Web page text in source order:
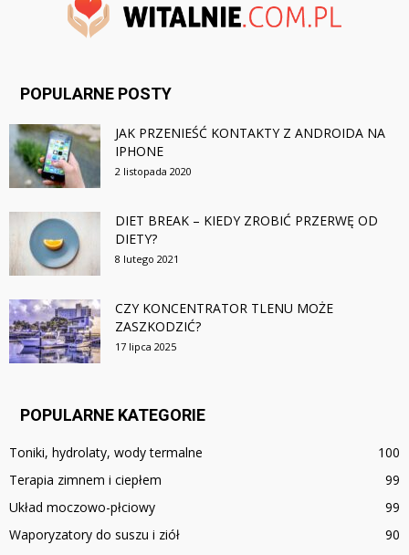
POPULARNE POSTY
JAK PRZENIEŚĆ KONTAKTY Z ANDROIDA NA
IPHONE
2 listopada 2020
DIET BREAK – KIEDY ZROBIĆ PRZERWĘ OD
DIETY?
8 lutego 2021
CZY KONCENTRATOR TLENU MOŻE
ZASZKODZIĆ?
17 lipca 2025
POPULARNE KATEGORIE
Toniki, hydrolaty, wody termalne
100
Terapia zimnem i ciepłem
99
Układ moczowo-płciowy
99
Waporyzatory do suszu i ziół
90